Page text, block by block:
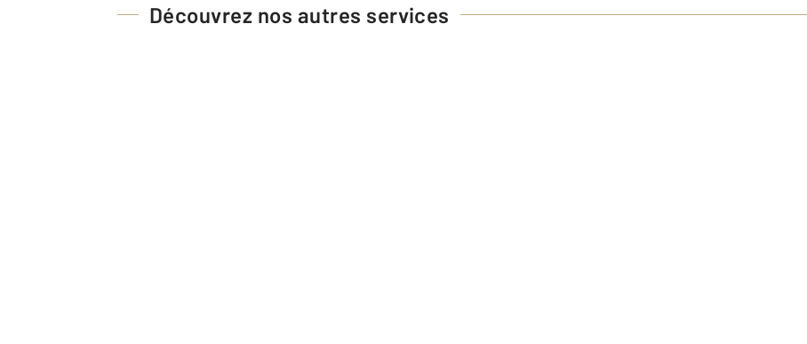
Découvrez nos autres services